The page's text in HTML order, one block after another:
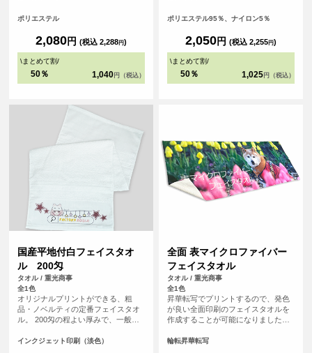
して、機能性も備えています。贈り
ポリエステル
2,080円 (税込 2,288円)
\まとめて割/
50％ 1,040 円（税込）
プリントするため発色が良いのも特
テムにプリントするためズレが生じ
る可能性がございます。全面にデザ
インを配置したい方は塗り足し範囲
ております。<br> ※必ずプリントし
ポリエステル95％、ナイロン5％
2,050円 (税込 2,255円)
\まとめて割/
50％ 1,025 円（税込）
国産平地付白フェイスタオ
ル 200匁
タオル / 重光商事
全1色
オリジナルプリントができる、粗
品・ノベルティの定番フェイスタオ
ル。 200匁の程よい厚みで、一般的
して最も広く使われている「標準的
インクジェット印刷（淡色）
全面 表マイクロファイバー
フェイスタオル
タオル / 重光商事
全1色
昇華転写でプリントするので、発色
が良い全面印刷のフェイスタオルを
作成することが可能になりました！
ル生地、裏面は吸水性のあるコット
輪転昇華転写